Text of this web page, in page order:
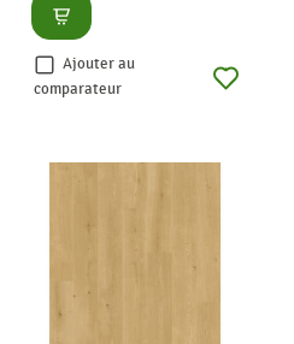
Consulter
Ajouter au
comparateur